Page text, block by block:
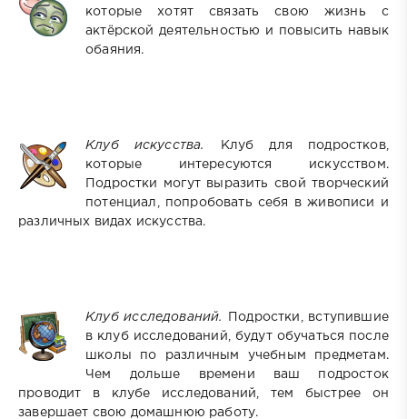
которые хотят связать свою жизнь с
актёрской деятельностью и повысить навык
обаяния.
Клуб искусства.
Клуб для подростков,
которые интересуются искусством.
Подростки могут выразить свой творческий
потенциал, попробовать себя в живописи и
различных видах искусства.
Клуб исследований.
Подростки, вступившие
в клуб исследований, будут обучаться после
школы по различным учебным предметам.
Чем дольше времени ваш подросток
проводит в клубе исследований, тем быстрее он
завершает свою домашнюю работу.